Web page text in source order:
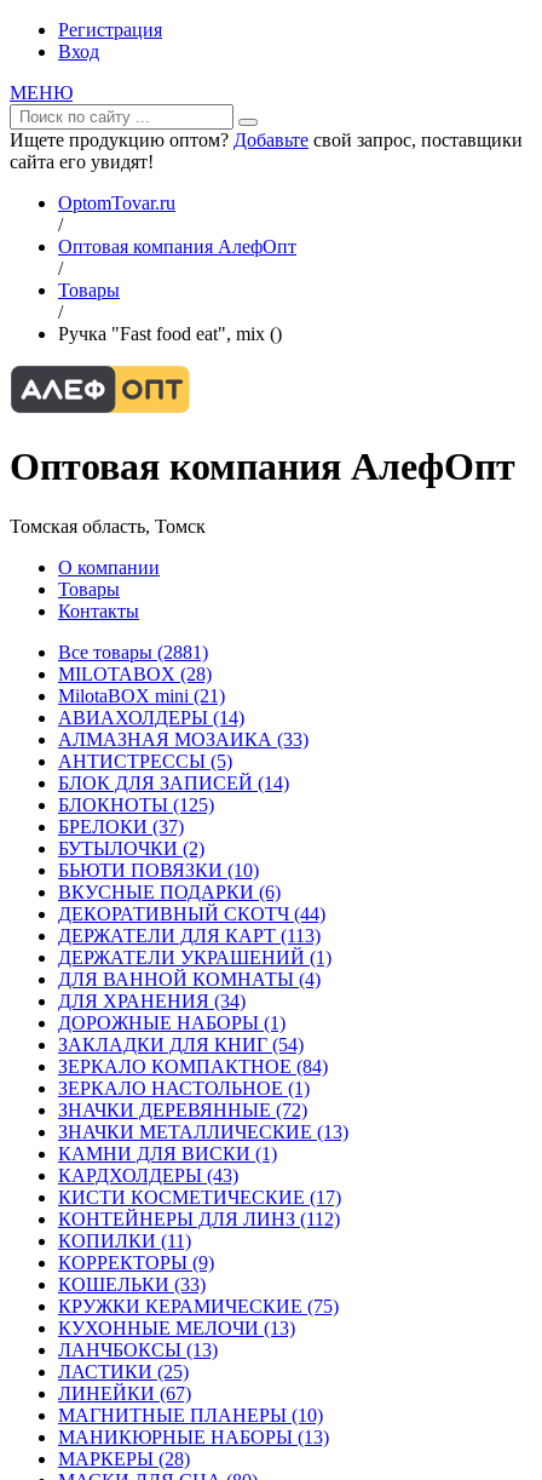
Регистрация
Вход
МЕНЮ
Ищете продукцию оптом? Добавьте свой запрос, поставщики
сайта его увидят!
OptomTovar.ru
/
Оптовая компания АлефОпт
/
Товары
/
Ручка "Fast food eat", mix ()
Оптовая компания АлефОпт
Томская область, Томск
О компании
Товары
Контакты
Все товары (2881)
MILOTABOX (28)
MilotaBOX mini (21)
АВИАХОЛДЕРЫ (14)
АЛМАЗНАЯ МОЗАИКА (33)
АНТИСТРЕССЫ (5)
БЛОК ДЛЯ ЗАПИСЕЙ (14)
БЛОКНОТЫ (125)
БРЕЛОКИ (37)
БУТЫЛОЧКИ (2)
БЬЮТИ ПОВЯЗКИ (10)
ВКУСНЫЕ ПОДАРКИ (6)
ДЕКОРАТИВНЫЙ СКОТЧ (44)
ДЕРЖАТЕЛИ ДЛЯ КАРТ (113)
ДЕРЖАТЕЛИ УКРАШЕНИЙ (1)
ДЛЯ ВАННОЙ КОМНАТЫ (4)
ДЛЯ ХРАНЕНИЯ (34)
ДОРОЖНЫЕ НАБОРЫ (1)
ЗАКЛАДКИ ДЛЯ КНИГ (54)
ЗЕРКАЛО КОМПАКТНОЕ (84)
ЗЕРКАЛО НАСТОЛЬНОЕ (1)
ЗНАЧКИ ДЕРЕВЯННЫЕ (72)
ЗНАЧКИ МЕТАЛЛИЧЕСКИЕ (13)
КАМНИ ДЛЯ ВИСКИ (1)
КАРДХОЛДЕРЫ (43)
КИСТИ КОСМЕТИЧЕСКИЕ (17)
КОНТЕЙНЕРЫ ДЛЯ ЛИНЗ (112)
КОПИЛКИ (11)
КОРРЕКТОРЫ (9)
КОШЕЛЬКИ (33)
КРУЖКИ КЕРАМИЧЕСКИЕ (75)
КУХОННЫЕ МЕЛОЧИ (13)
ЛАНЧБОКСЫ (13)
ЛАСТИКИ (25)
ЛИНЕЙКИ (67)
МАГНИТНЫЕ ПЛАНЕРЫ (10)
МАНИКЮРНЫЕ НАБОРЫ (13)
МАРКЕРЫ (28)